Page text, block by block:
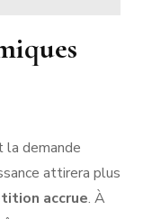
la demande
attirera plus
accrue. À